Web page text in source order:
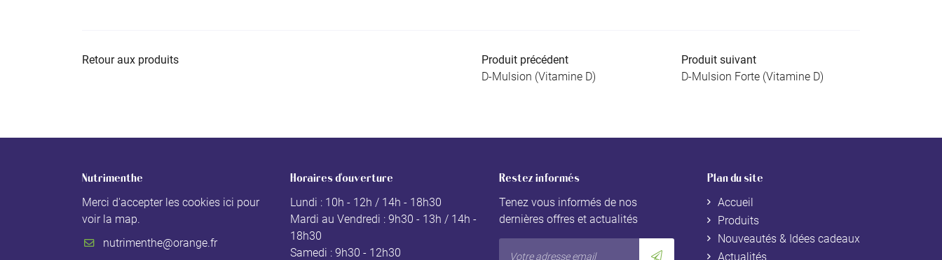
Retour aux produits
Produit précédent
D-Mulsion (Vitamine D)
Produit suivant
D-Mulsion Forte (Vitamine D)
Nutrimenthe
Merci d'accepter les cookies ici pour
voir la map.
Horaires d'ouverture
Lundi : 10h - 12h / 14h - 18h30
Mardi au Vendredi : 9h30 - 13h / 14h -
18h30
Samedi : 9h30 - 12h30
Restez informés
Tenez vous informés de nos
dernières offres et actualités
Plan du site
Accueil
Produits
Nouveautés & Idées cadeaux
Actualités